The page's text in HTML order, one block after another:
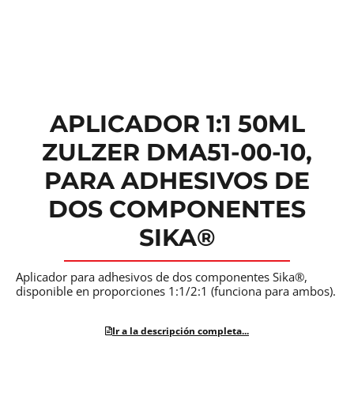
APLICADOR 1:1 50ML
ZULZER DMA51-00-10,
PARA ADHESIVOS DE
DOS COMPONENTES
SIKA®
Aplicador para adhesivos de dos componentes Sika®,
disponible en proporciones 1:1/2:1 (funciona para ambos).
Ir a la descripción completa...